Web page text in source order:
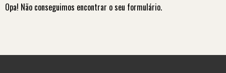
Opa! Não conseguimos encontrar o seu formulário.